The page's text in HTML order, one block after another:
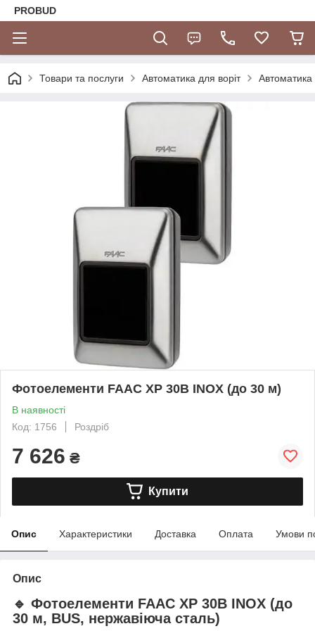
PROBUD
Товари та послуги Автоматика для воріт Автоматика
Фотоелементи FAAC XP 30B INOX (до 30 м)
В наявності
Код: 1756
Роздріб
7 626 ₴
Купити
Опис Характеристики Доставка Оплата Умови
Опис
🔹 Фотоелементи FAAC XP 30B INOX (до
30 м, BUS, нержавіюча сталь)